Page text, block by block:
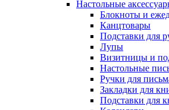
Настольные
Блокноты и
Канцтовары
Подставки для
Лупы
Визитницы и
Настольные
Ручки для
Закладки для
Подставки для